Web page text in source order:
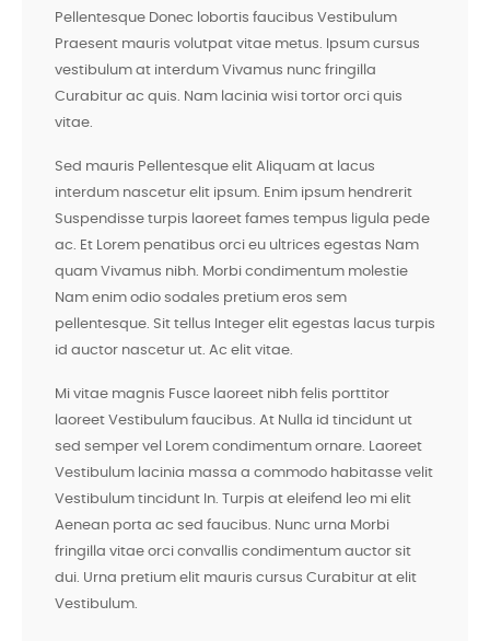
Pellentesque Donec lobortis faucibus Vestibulum
Praesent mauris volutpat vitae metus. Ipsum cursus
vestibulum at interdum Vivamus nunc fringilla
Curabitur ac quis. Nam lacinia wisi tortor orci quis
vitae.
Sed mauris Pellentesque elit Aliquam at lacus
interdum nascetur elit ipsum. Enim ipsum hendrerit
Suspendisse turpis laoreet fames tempus ligula pede
ac. Et Lorem penatibus orci eu ultrices egestas Nam
quam Vivamus nibh. Morbi condimentum molestie
Nam enim odio sodales pretium eros sem
pellentesque. Sit tellus Integer elit egestas lacus turpis
id auctor nascetur ut. Ac elit vitae.
Mi vitae magnis Fusce laoreet nibh felis porttitor
laoreet Vestibulum faucibus. At Nulla id tincidunt ut
sed semper vel Lorem condimentum ornare. Laoreet
Vestibulum lacinia massa a commodo habitasse velit
Vestibulum tincidunt In. Turpis at eleifend leo mi elit
Aenean porta ac sed faucibus. Nunc urna Morbi
fringilla vitae orci convallis condimentum auctor sit
dui. Urna pretium elit mauris cursus Curabitur at elit
Vestibulum.